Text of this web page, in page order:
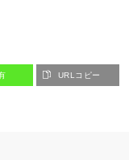
URLコピー